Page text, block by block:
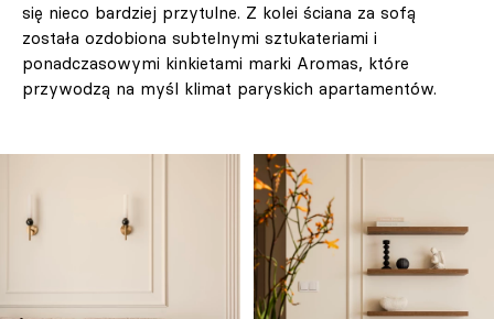
się nieco bardziej przytulne. Z kolei ściana za sofą
została ozdobiona subtelnymi sztukateriami i
ponadczasowymi kinkietami marki Aromas, które
przywodzą na myśl klimat paryskich apartamentów.